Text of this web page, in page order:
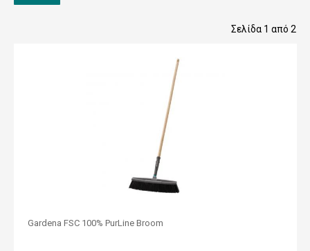
Σελίδα 1 από 2
Gardena FSC 100% PurLine Broom